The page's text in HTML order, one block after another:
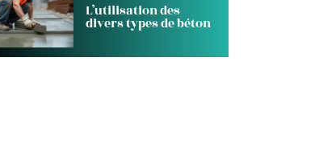
L’utilisation des
divers types de béton